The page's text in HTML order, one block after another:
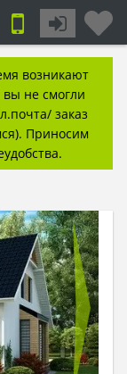
возникают
не смогли
заказ
Приносим